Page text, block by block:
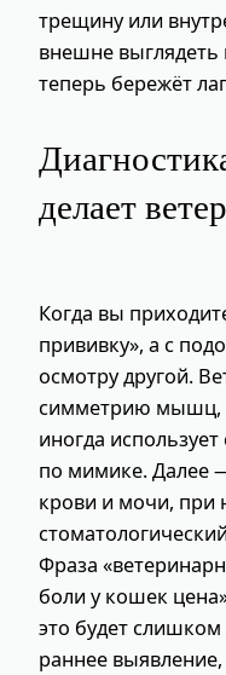
трещину или
внешне выглядеть
теперь бережёт
делает
Когда вы
прививку», а с
осмотру другой.
симметрию мышц,
иногда
по мимике. Далее
крови и мочи,
Фраза
боли у кошек
это будет
раннее